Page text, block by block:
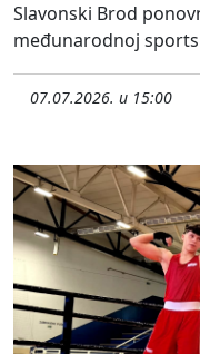
Slavonski Brod
međunarodnoj
07.07.2026. u 15:00